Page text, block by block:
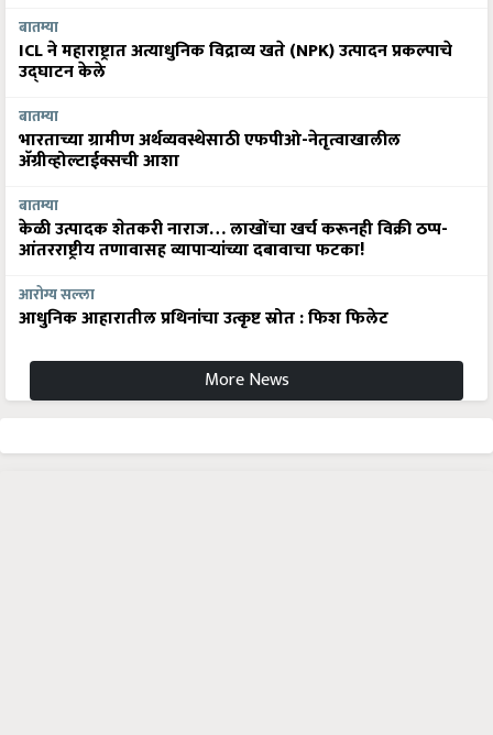
बातम्या
ICL ने महाराष्ट्रात अत्याधुनिक विद्राव्य खते (NPK) उत्पादन प्रकल्पाचे
उद्घाटन केले
बातम्या
भारताच्या ग्रामीण अर्थव्यवस्थेसाठी एफपीओ-नेतृत्वाखालील
अ‍ॅग्रीव्होल्टाईक्सची आशा
बातम्या
केळी उत्पादक शेतकरी नाराज… लाखोंचा खर्च करूनही विक्री ठप्प-
आंतरराष्ट्रीय तणावासह व्यापाऱ्यांच्या दबावाचा फटका!
आरोग्य सल्ला
आधुनिक आहारातील प्रथिनांचा उत्कृष्ट स्रोत : फिश फिलेट
More News